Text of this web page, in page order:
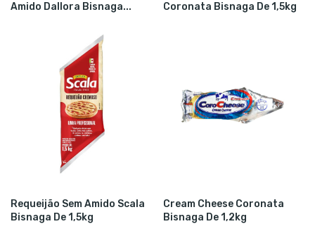
Amido Dallora Bisnaga...
Coronata Bisnaga De 1,5kg
Requeijão Sem Amido Scala
Bisnaga De 1,5kg
Cream Cheese Coronata
Bisnaga De 1,2kg